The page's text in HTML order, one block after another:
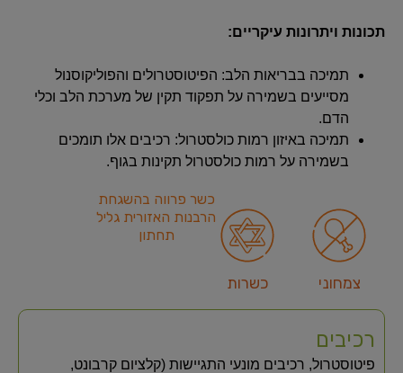
תכונות ויתרונות עיקריים:
תמיכה בבריאות הלב: הפיטוסטרולים והפוליקוסנול
מסייעים בשמירה על תפקוד תקין של מערכת הלב וכלי
הדם.
תמיכה באיזון רמות כולסטרול: רכיבים אלו תומכים
בשמירה על רמות כולסטרול תקינות בגוף.
צמחוני כשרות
כשר פרווה בהשגחת
הרבנות האזורית גליל
תחתון
רכיבים
פיטוסטרול, רכיבים מונעי התגיישות (קלציום קרבונט,